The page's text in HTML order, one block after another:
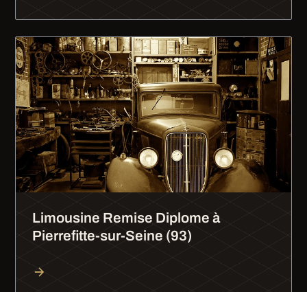
Limousine Remise Diplome à
Pierrefitte-sur-Seine (93)